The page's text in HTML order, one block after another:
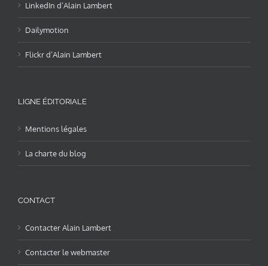
LinkedIn d’Alain Lambert
Dailymotion
Flickr d’Alain Lambert
LIGNE ÉDITORIALE
Mentions légales
La charte du blog
CONTACT
Contacter Alain Lambert
Contacter le webmaster